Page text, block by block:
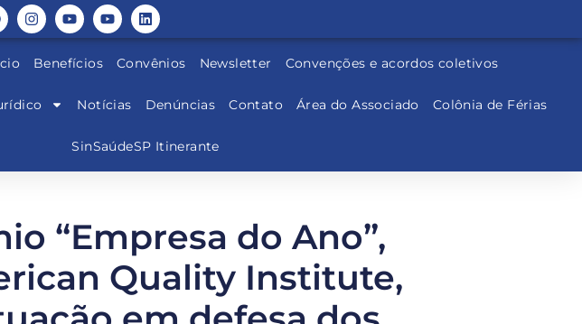
Benefícios Convênios Newsletter Convenções e acordos coletivos
Notícias Denúncias Contato Área do Associado Colônia de Férias
SinSaúdeSP Itinerante
“Empresa do Ano”,
Quality Institute,